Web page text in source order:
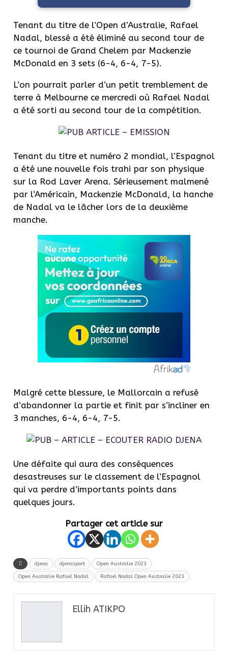
Tenant du titre de l’Open d’Australie, Rafael
Nadal, blessé a été éliminé au second tour de
ce tournoi de Grand Chelem par Mackenzie
McDonald en 3 sets (6-4, 6-4, 7-5).
L’on pourrait parler d’un petit tremblement de
terre à Melbourne ce mercredi où Rafael Nadal
a été sorti au second tour de la compétition.
Tenant du titre et numéro 2 mondial, l’Espagnol
a été une nouvelle fois trahi par son physique
sur la Rod Laver Arena. Sérieusement malmené
par l’Américain, Mackenzie McDonald, la hanche
de Nadal va le lâcher lors de la deuxième
manche.
Malgré cette blessure, le Mallorcain a refusé
d’abandonner la partie et finit par s’incliner en
3 manches, 6-4, 6-4, 7-5.
Une défaite qui aura des conséquences
desastreuses sur le classement de l’Espagnol
qui va perdre d’importants points dans
quelques jours.
Partager cet article sur
djena djenasport Open Australie 2023
Open Australie Rafael Nadal Rafael Nadal Open Australie 2023
Ellih ATIKPO